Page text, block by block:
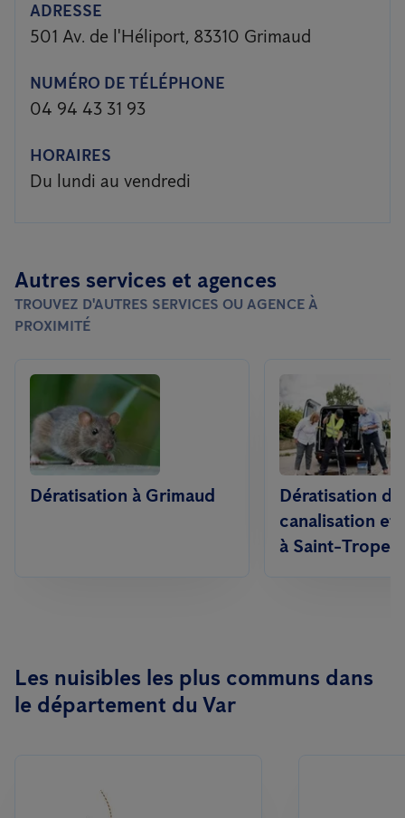
ADRESSE
501 Av. de l'Héliport, 83310 Grimaud
NUMÉRO DE TÉLÉPHONE
04 94 43 31 93
HORAIRES
Du lundi au vendredi
Autres services et agences
TROUVEZ D'AUTRES SERVICES OU AGENCE À
PROXIMITÉ
Dératisation à Grimaud
Dératisation
canalisation et
à Saint-Tropez
Les nuisibles les plus communs dans
le département du Var